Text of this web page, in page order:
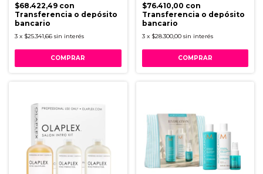
$68.422,49 con
Transferencia o depósito
bancario
3 x $25.341,66 sin interés
$76.410,00 con
Transferencia o depósito
bancario
3 x $28.300,00 sin interés